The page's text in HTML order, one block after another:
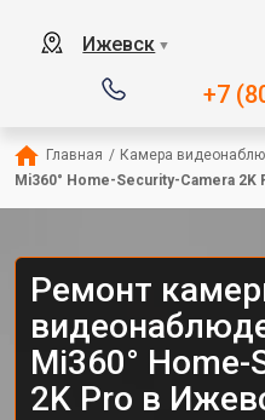
Ижевск ▼
+7
Главная / Камера
Mi360° Home-Security-Camera 2K
Ремонт
Mi360°
2K Pro в